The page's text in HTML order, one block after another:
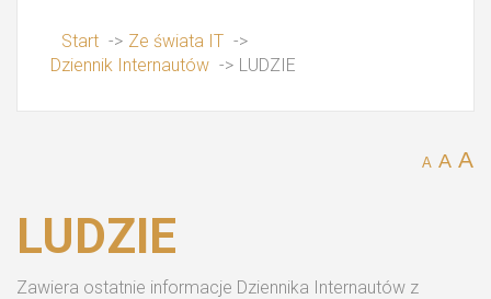
Start -> Ze świata IT ->
Dziennik Internautów -> LUDZIE
A A A
LUDZIE
Zawiera ostatnie informacje Dziennika Internautów z